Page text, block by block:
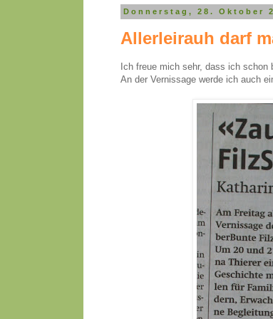
Donnerstag, 28. Oktober
Allerleirauh darf
Ich freue mich sehr, dass ich schon
An der Vernissage werde ich auch